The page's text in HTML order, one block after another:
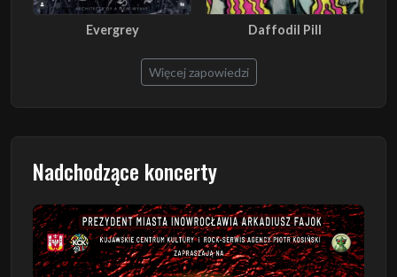
Evergrey Daffodil Pill
Więcej zapowiedzi
Nadchodzące koncerty